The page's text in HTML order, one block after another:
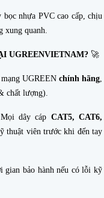
bọc nhựa PVC cao cấp, chịu
xung quanh.
UGREENVIETNAM? 🚀
UGREEN chính hãng,
chất lượng).
dây cáp CAT5, CAT6,
thuật viên trước khi đến tay
gian bảo hành nếu có lỗi kỹ